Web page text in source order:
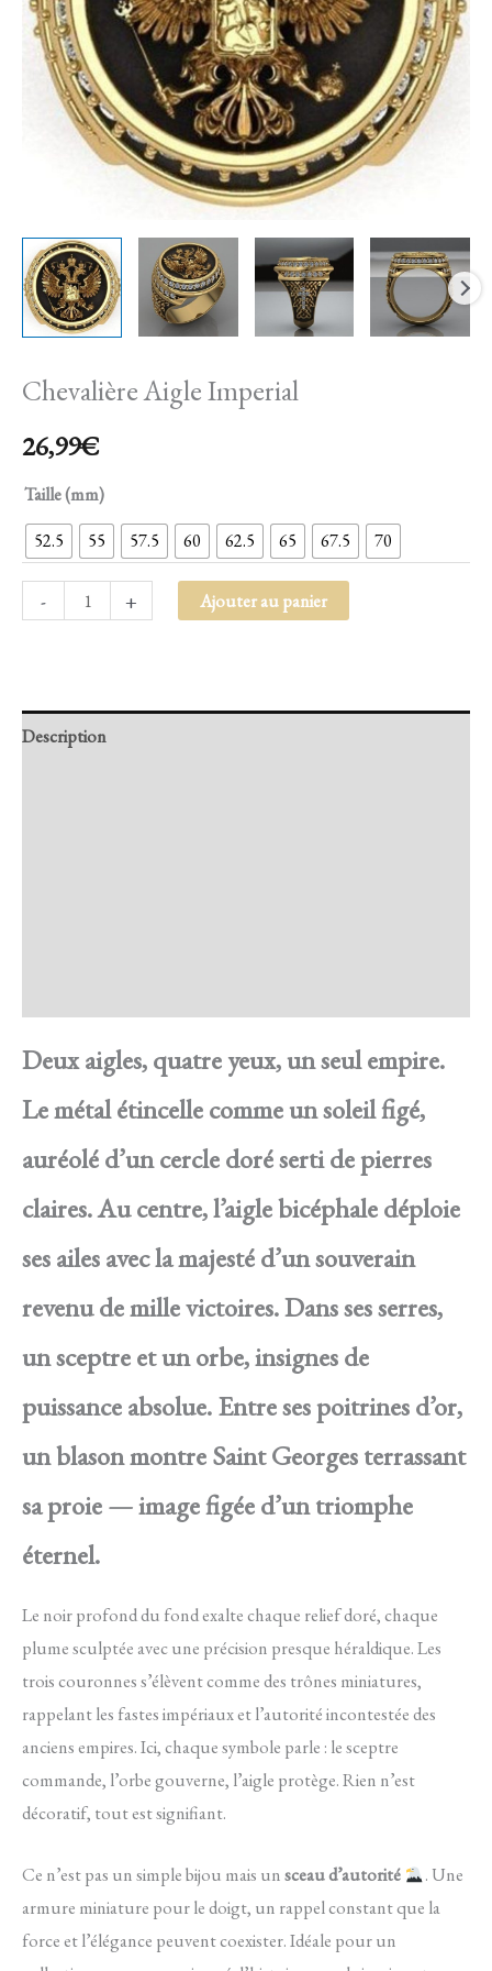
Chevalière Aigle Imperial
26,99€
Taille (mm)
52.5 55 57.5 60 62.5 65 67.5 70
- + Ajouter au panier
Description
Deux aigles, quatre yeux, un seul empire.
Le métal étincelle comme un soleil figé,
auréolé d’un cercle doré serti de pierres
claires. Au centre, l’aigle bicéphale déploie
ses ailes avec la majesté d’un souverain
revenu de mille victoires. Dans ses serres,
un sceptre et un orbe, insignes de
puissance absolue. Entre ses poitrines d’or,
un blason montre Saint Georges terrassant
sa proie — image figée d’un triomphe
éternel.
Le noir profond du fond exalte chaque relief doré, chaque
plume sculptée avec une précision presque héraldique. Les
trois couronnes s’élèvent comme des trônes miniatures,
rappelant les fastes impériaux et l’autorité incontestée des
anciens empires. Ici, chaque symbole parle : le sceptre
commande, l’orbe gouverne, l’aigle protège. Rien n’est
décoratif, tout est signifiant.
Ce n’est pas un simple bijou mais unsceau d’autorité
. Une
armure miniature pour le doigt, un rappel constant que la
force et l’élégance peuvent coexister. Idéale pour un